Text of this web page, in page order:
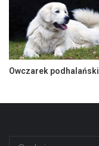
Owczarek podhalański